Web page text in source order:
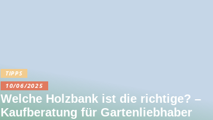
TIPPS
10/06/2025
Welche Holzbank ist die richtige? –
Kaufberatung für Gartenliebhaber